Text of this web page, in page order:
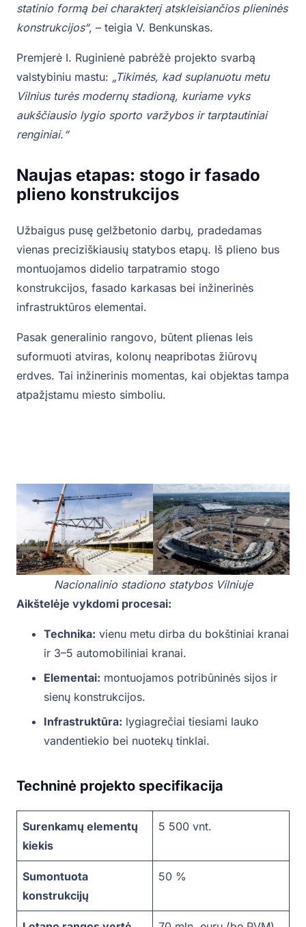
statinio formą bei charakterį atskleisiančios plieninės
konstrukcijos“, – teigia V. Benkunskas.
Premjerė I. Ruginienė pabrėžė projekto svarbą
valstybiniu mastu: „Tikimės, kad suplanuotu metu
Vilnius turės modernų stadioną, kuriame vyks
aukščiausio lygio sporto varžybos ir tarptautiniai
renginiai.“
Naujas etapas: stogo ir fasado
plieno konstrukcijos
Užbaigus pusę gelžbetonio darbų, pradedamas
vienas preciziškiausių statybos etapų. Iš plieno bus
montuojamos didelio tarpatramio stogo
konstrukcijos, fasado karkasas bei inžinerinės
infrastruktūros elementai.
Pasak generalinio rangovo, būtent plienas leis
suformuoti atviras, kolonų neapribotas žiūrovų
erdves. Tai inžinerinis momentas, kai objektas tampa
atpažįstamu miesto simboliu.
Nacionalinio stadiono statybos Vilniuje
Aikštelėje vykdomi procesai:
Technika: vienu metu dirba du bokštiniai kranai
ir 3–5 automobiliniai kranai.
Elementai: montuojamos potribūninės sijos ir
sienų konstrukcijos.
Infrastruktūra: lygiagrečiai tiesiami lauko
vandentiekio bei nuotekų tinklai.
Techninė projekto specifikacija
Surenkamų elementų
kiekis
5 500 vnt.
Sumontuota
konstrukcijų
50 %